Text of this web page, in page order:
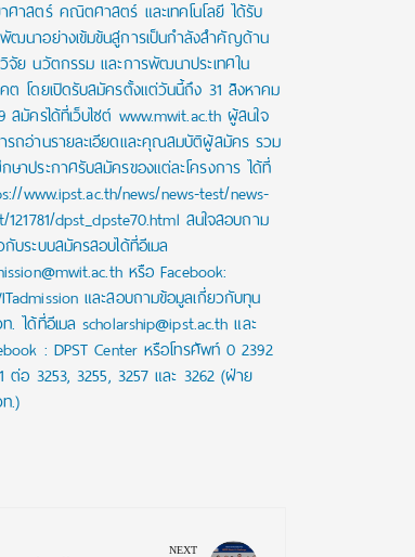
ศาสตร์ คณิตศาสตร์ และเทคโนโลยี ได้รับ
ฒนาอย่างเข้มข้นสู่การเป็นกำลังสำคัญด้าน
จัย นวัตกรรม และการพัฒนาประเทศใน
ต โดยเปิดรับสมัครตั้งแต่วันนี้ถึง 31 สิงหาคม
สมัครได้ที่เว็บไซต์ www.mwit.ac.th ผู้สนใจ
รถอ่านรายละเอียดและคุณสมบัติผู้สมัคร รวม
ษาประกาศรับสมัครของแต่ละโครงการ ได้ที่
www.ipst.ac.th/news/news-test/news-
121781/dpst_dpste70.html สนใจสอบถาม
กับระบบสมัครสอบได้ที่อีเมล
หรือ Facebook:
และสอบถามข้อมูลเกี่ยวกับทุน
. ได้ที่อีเมล scholarship@ipst.ac.th และ
: DPST Center หรือโทรศัพท์ 0 2392
ต่อ 3253, 3255, 3257 และ 3262 (ฝ่าย
.)
NEXT